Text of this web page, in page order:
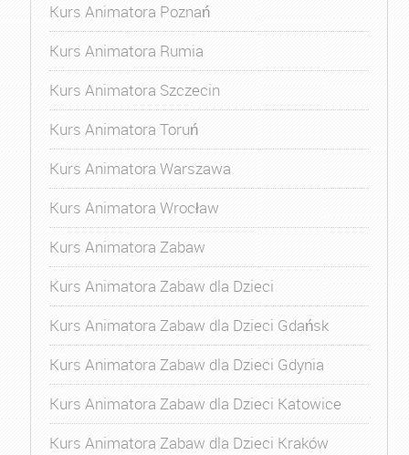
Kurs Animatora Poznań
Kurs Animatora Rumia
Kurs Animatora Szczecin
Kurs Animatora Toruń
Kurs Animatora Warszawa
Kurs Animatora Wrocław
Kurs Animatora Zabaw
Kurs Animatora Zabaw dla Dzieci
Kurs Animatora Zabaw dla Dzieci Gdańsk
Kurs Animatora Zabaw dla Dzieci Gdynia
Kurs Animatora Zabaw dla Dzieci Katowice
Kurs Animatora Zabaw dla Dzieci Kraków